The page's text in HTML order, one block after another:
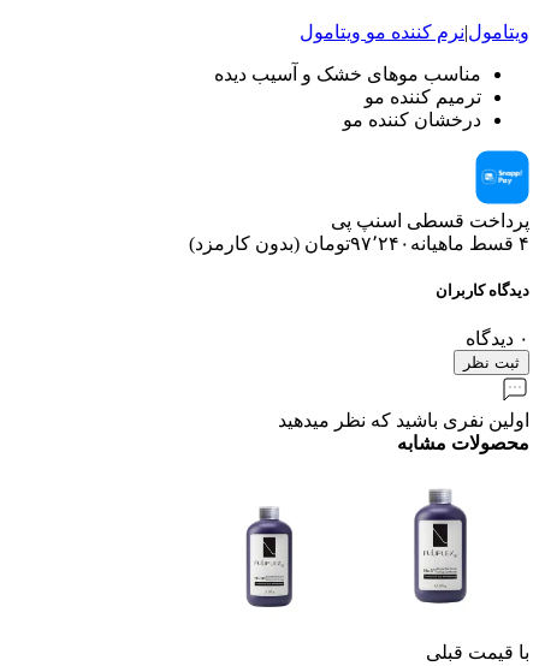
ویتامول|نرم کننده مو ویتامول
مناسب موهای خشک و آسیب دیده
ترمیم کننده مو
درخشان کننده مو
پرداخت قسطی اسنپ پی
۴ قسط ماهیانه
۹۷٬۲۴۰تومان (بدون کارمزد)
دیدگاه کاربران
۰ دیدگاه
ثبت نظر
اولین نفری باشید که نظر میدهید
محصولات مشابه
با قیمت قبلی